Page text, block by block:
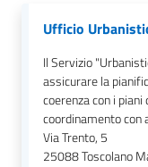
Seguici
Ufficio
Il Servizio
assicurare la
coerenza con i
coordinamento
Via Trento, 5
25088Toscolano